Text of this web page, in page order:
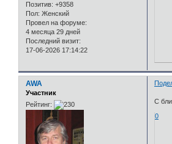
Позитив: +9358
Пол: Женский
Провел на форуме:
4 месяца 29 дней
Последний визит:
17-06-2026 17:14:22
AWA
Участник
Рейтинг:
С
0